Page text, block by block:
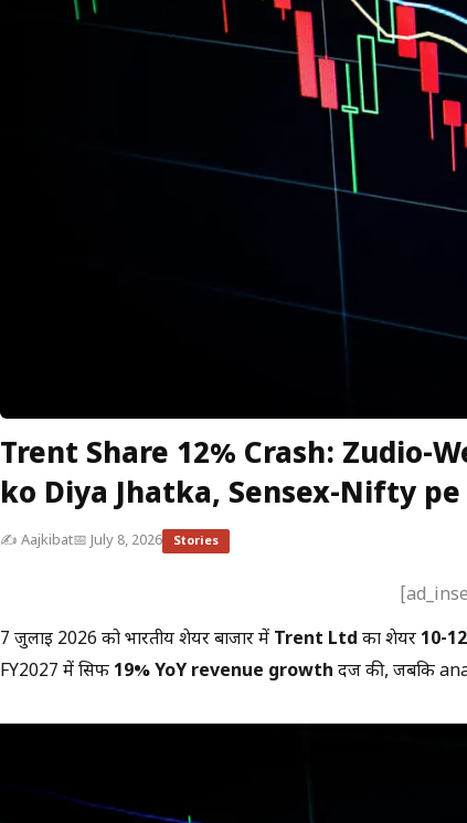
Trent Share 12% Crash: Zudio-
ko Diya Jhatka, Sensex-Nifty pe
✍️ Aajkibat📅 July 8, 2026 Stories
7 जुलाई 2026 को भारतीय शेयर बाजार में Trent Ltd का शेयर 10-
FY2027 में सिर्फ 19% YoY revenue growth दर्ज की, जबकि